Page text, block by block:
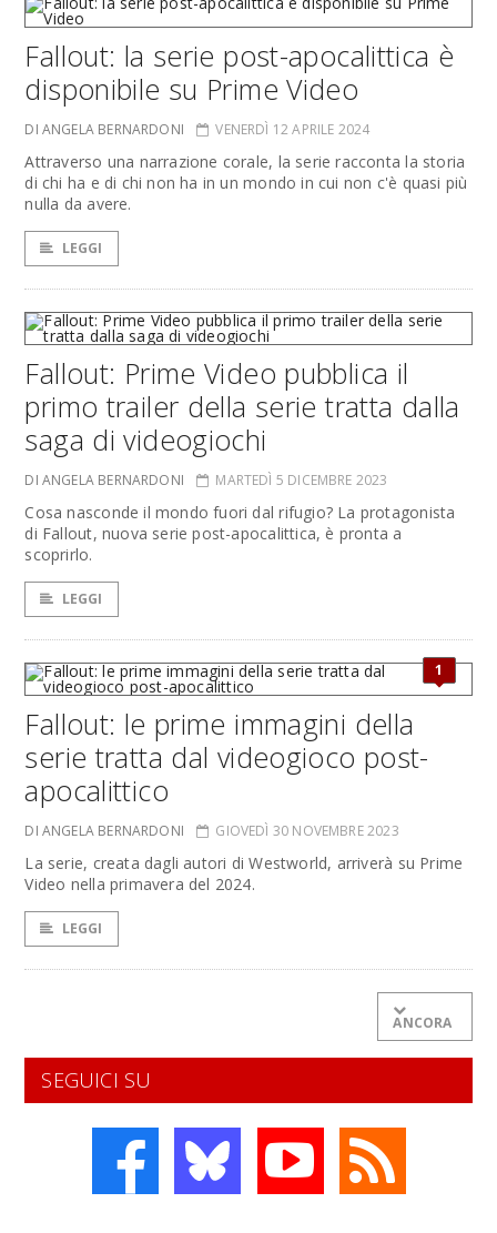
Fallout: la serie post-apocalittica è
disponibile su Prime Video
DI ANGELA BERNARDONI VENERDÌ 12 APRILE 2024
Attraverso una narrazione corale, la serie racconta la storia
di chi ha e di chi non ha in un mondo in cui non c'è quasi più
nulla da avere.
LEGGI
Fallout: Prime Video pubblica il
primo trailer della serie tratta dalla
saga di videogiochi
DI ANGELA BERNARDONI MARTEDÌ 5 DICEMBRE 2023
Cosa nasconde il mondo fuori dal rifugio? La protagonista
di Fallout, nuova serie post-apocalittica, è pronta a
scoprirlo.
LEGGI
1
Fallout: le prime immagini della
serie tratta dal videogioco post-
apocalittico
DI ANGELA BERNARDONI GIOVEDÌ 30 NOVEMBRE 2023
La serie, creata dagli autori di Westworld, arriverà su Prime
Video nella primavera del 2024.
LEGGI
ANCORA
SEGUICI SU